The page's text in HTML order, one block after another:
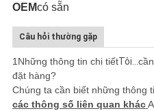
OEMcó sẵn
Câu hỏi thường gặp
1Những thông tin chi tiếtTôi...
đặt hàng?
Chúng ta cần biết những thông
các thông số liên quan khác